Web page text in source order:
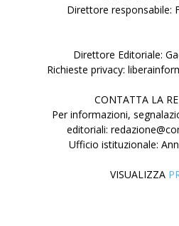
Direttore responsabile:
Direttore Editoriale:
Richieste privacy:
CONTATTA LA
Per informazioni,
editoriali:
Ufficio istituzionale:
VISUALIZZA